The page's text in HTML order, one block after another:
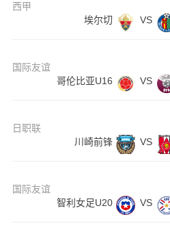
西甲
埃尔切
VS
国际友谊
哥伦比亚U16
VS
日职联
川崎前锋
VS
国际友谊
智利女足U20
VS